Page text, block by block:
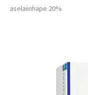
aselaiinhape 20%